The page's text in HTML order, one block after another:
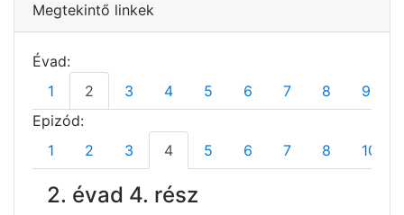
Megtekintő linkek
Évad:
1
2 3 4 5 6 7 8 9
Epizód:
1
2 3 4 5 6 7 8 10
2. évad 4. rész